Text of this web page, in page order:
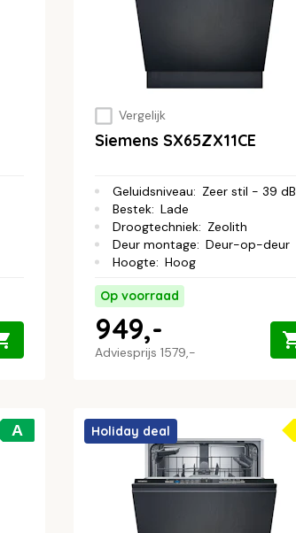
Vergelijk
Siemens SX65ZX11CE
Geluidsniveau: Zeer stil - 39 dB
Bestek: Lade
Droogtechniek: Zeolith
Deur montage: Deur-op-deur
Hoogte: Hoog
Op voorraad
Adviesprijs 1579,-
949,-
A Holiday deal